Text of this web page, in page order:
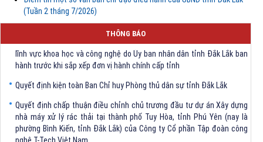
(Tuần 2 tháng 7/2026)
THÔNG BÁO
Quyết định Về việc bãi bỏ một số văn bảng quy phạm pháp luật trong
lĩnh vực khoa học và công nghệ do Ủy ban nhân dân tỉnh Đắk Lắk ban
hành trước khi sắp xếp đơn vị hành chính cấp tỉnh
nhà máy xử lý rác thải tại thành phố Tuy Hòa, tỉnh Phú Yên (nay là
phường Bình Kiến, tỉnh Đắk Lắk) của Công ty Cổ phần Tập đoàn công
nghệ T-Tech Việt Nam